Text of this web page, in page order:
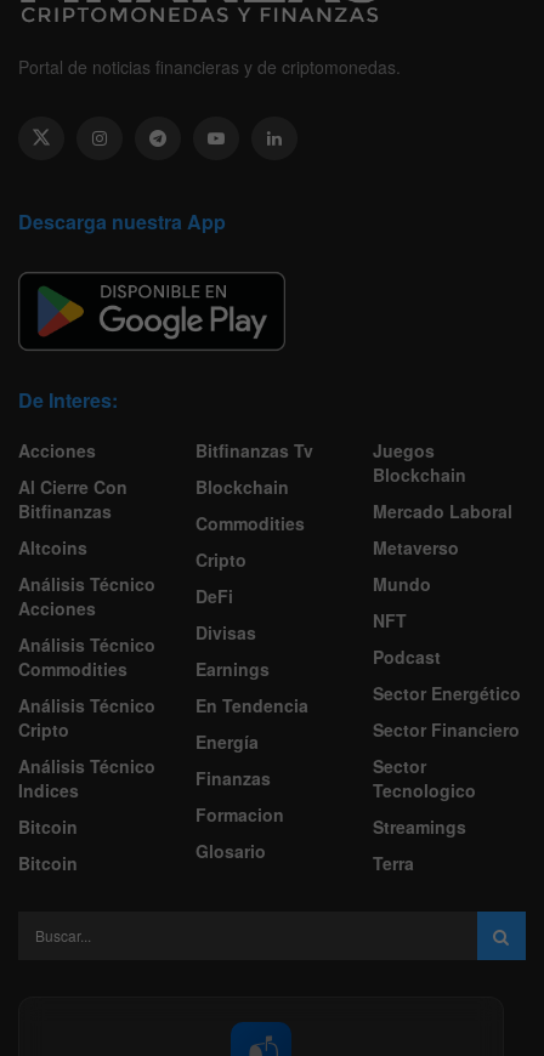
Portal de noticias financieras y de criptomonedas.
Descarga nuestra App
De Interes:
Acciones
Al Cierre Con
Bitfinanzas
Altcoins
Análisis Técnico
Acciones
Análisis Técnico
Commodities
Análisis Técnico
Cripto
Análisis Técnico
Indices
Bitcoin
Bitcoin
Bitfinanzas Tv
Blockchain
Commodities
Cripto
DeFi
Divisas
Earnings
En Tendencia
Energía
Finanzas
Formacion
Glosario
Juegos
Blockchain
Mercado Laboral
Metaverso
Mundo
NFT
Podcast
Sector Energético
Sector Financiero
Sector
Tecnologico
Streamings
Terra